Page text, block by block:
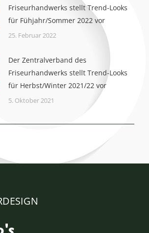
Friseurhandwerks stellt Trend-Looks
für Fühjahr/Sommer 2022 vor
25. Februar 2022
Der Zentralverband des
Friseurhandwerks stellt Trend-Looks
für Herbst/Winter 2021/22 vor
5. Oktober 2021